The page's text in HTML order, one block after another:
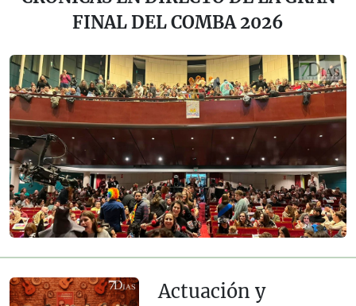
FINAL DEL COMBA 2026
Actuación y